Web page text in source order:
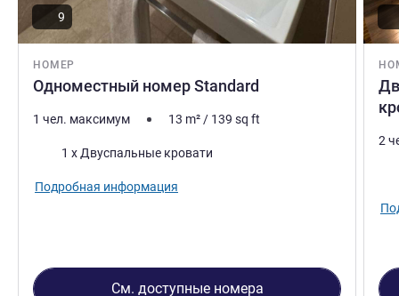
НОМЕР
Одноместный номер Standard
9
1 чел. максимум 13 m²/ 139 sq ft
Постель1 x Двуспальные кровати
Подробная информация
См. доступные номера
2